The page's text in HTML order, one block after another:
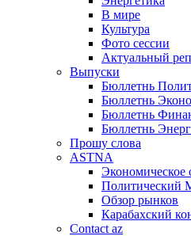
В мире
Культура
Фото сессии
Актуальный
Выпуски
Бюллетнь
Бюллетнь
Бюллетнь
Бюллетнь
Прошу слова
ASTNA
Экономическое
Политический
Обзор рынков
Карабахский
Contact az